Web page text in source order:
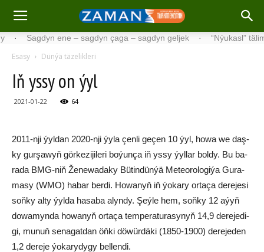
Sagdyn ene – sagdyn çaga – sagdyn geljek · “Nýukasl”
Esasy Dünýä täzelikleri
Iň ys­sy on ýyl
2021-01-22 64
2011-nji ýyl­dan 2020-nji ýy­la çen­li ge­çen 10 ýyl, ho­wa we daş­
ky gur­şa­wyň gör­ke­zi­ji­le­ri bo­ýun­ça iň ys­sy ýyl­lar bol­dy. Bu ba­
ra­da BMG-niň Že­ne­wa­da­ky Bü­tin­dün­ýä Me­teo­ro­lo­gi­ýa Gu­ra­
ma­sy (WMO) ha­bar ber­di. Ho­wa­nyň iň ýo­ka­ry or­ta­ça de­re­je­si
soň­ky al­ty ýyl­da ha­sa­ba alyn­dy. Şeý­le hem, soň­ky 12 aýyň
do­wa­myn­da ho­wa­nyň or­ta­ça tem­pe­ra­tu­ra­sy­nyň 14,9 de­re­je­di­
gi, mu­nuň se­na­gat­dan öň­ki dö­wür­dä­ki (1850-1900) de­re­je­den
1,2 de­re­je ýo­ka­ry­dy­gy bel­len­di.